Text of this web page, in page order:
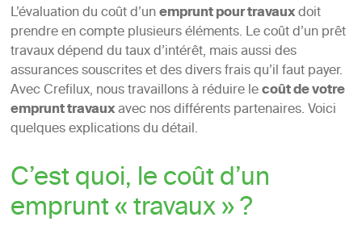
L’évaluation du coût d’unemprunt pour travauxdoit
prendre en compte plusieurs éléments. Le coût d’un prêt
travaux dépend du taux d’intérêt, mais aussi des
assurances souscrites et des divers frais qu’il faut payer.
Avec Crefilux, nous travaillons à réduire lecoût de votre
emprunt travauxavec nos différents partenaires. Voici
quelques explications du détail.
C’est quoi, le coût d’un
emprunt « travaux » ?